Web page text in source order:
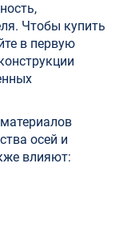
Чтобы купить
в первую
осей и
влияют: